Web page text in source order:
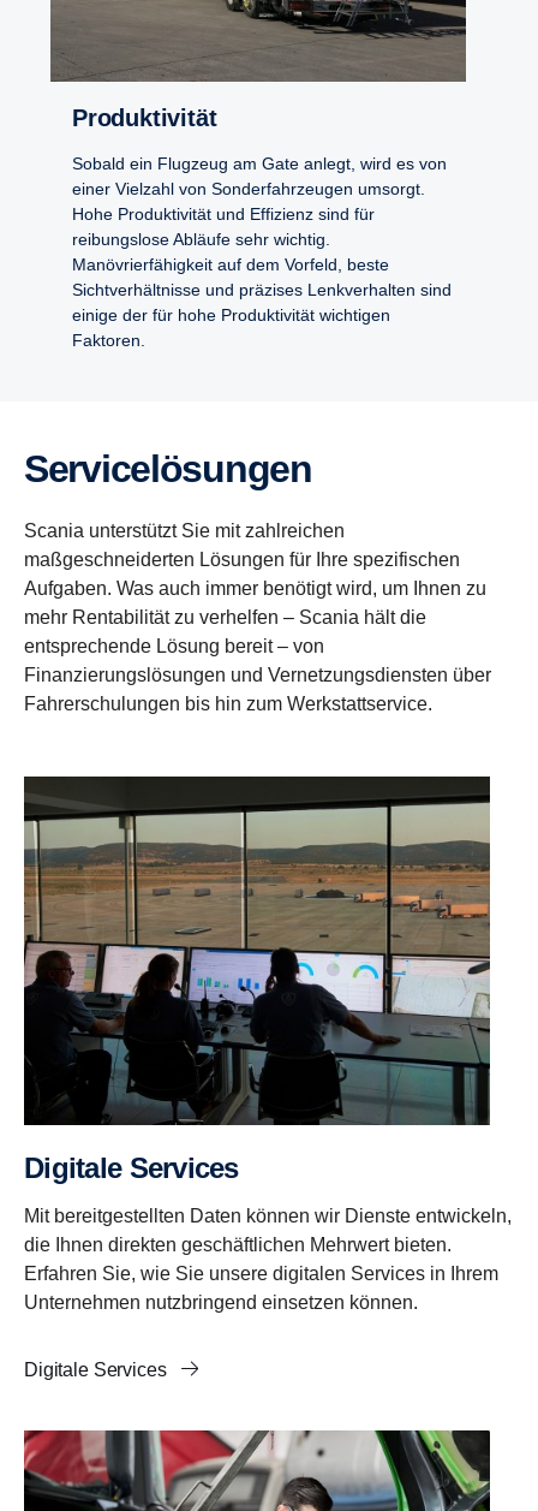
Produktivität
Sobald ein Flugzeug am Gate anlegt, wird es von
einer Vielzahl von Sonderfahrzeugen umsorgt.
Hohe Produktivität und Effizienz sind für
reibungslose Abläufe sehr wichtig.
Manövrierfähigkeit auf dem Vorfeld, beste
Sichtverhältnisse und präzises Lenkverhalten sind
einige der für hohe Produktivität wichtigen
Faktoren.
Servicelösungen
Scania unterstützt Sie mit zahlreichen
maßgeschneiderten Lösungen für Ihre spezifischen
Aufgaben. Was auch immer benötigt wird, um Ihnen zu
mehr Rentabilität zu verhelfen – Scania hält die
entsprechende Lösung bereit – von
Finanzierungslösungen und Vernetzungsdiensten über
Fahrerschulungen bis hin zum Werkstattservice.
Digitale Services
Mit bereitgestellten Daten können wir Dienste entwickeln,
die Ihnen direkten geschäftlichen Mehrwert bieten.
Erfahren Sie, wie Sie unsere digitalen Services in Ihrem
Unternehmen nutzbringend einsetzen können.
Digitale Services